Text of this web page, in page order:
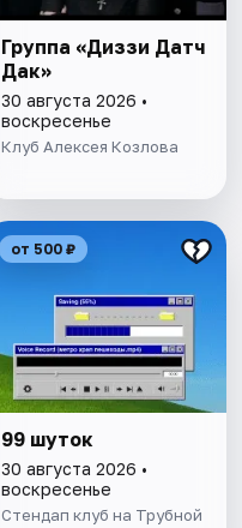
Группа «Диззи Датч
Дак»
30 августа 2026 •
воскресенье
Клуб Алексея Козлова
от 500 ₽
99 шуток
30 августа 2026 •
воскресенье
Стендап клуб на Трубной